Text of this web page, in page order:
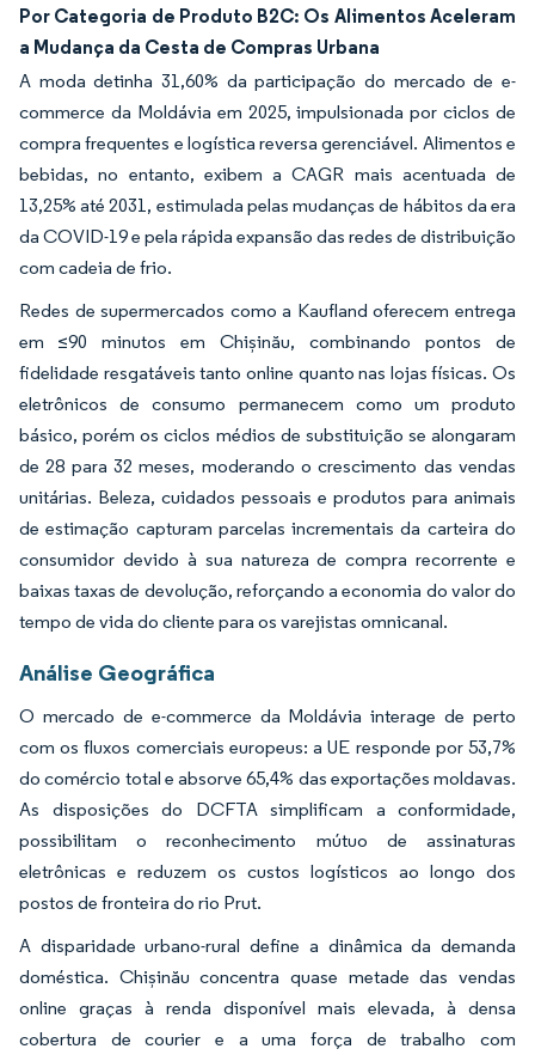
Por Categoria de Produto B2C: Os Alimentos Aceleram
a Mudança da Cesta de Compras Urbana
A moda detinha 31,60% da participação do mercado de e-
commerce da Moldávia em 2025, impulsionada por ciclos de
compra frequentes e logística reversa gerenciável. Alimentos e
bebidas, no entanto, exibem a CAGR mais acentuada de
13,25% até 2031, estimulada pelas mudanças de hábitos da era
da COVID-19 e pela rápida expansão das redes de distribuição
com cadeia de frio.
Redes de supermercados como a Kaufland oferecem entrega
em ≤90 minutos em Chișinău, combinando pontos de
fidelidade resgatáveis tanto online quanto nas lojas físicas. Os
eletrônicos de consumo permanecem como um produto
básico, porém os ciclos médios de substituição se alongaram
de 28 para 32 meses, moderando o crescimento das vendas
unitárias. Beleza, cuidados pessoais e produtos para animais
de estimação capturam parcelas incrementais da carteira do
consumidor devido à sua natureza de compra recorrente e
baixas taxas de devolução, reforçando a economia do valor do
tempo de vida do cliente para os varejistas omnicanal.
Análise Geográfica
O mercado de e-commerce da Moldávia interage de perto
com os fluxos comerciais europeus: a UE responde por 53,7%
do comércio total e absorve 65,4% das exportações moldavas.
As disposições do DCFTA simplificam a conformidade,
possibilitam o reconhecimento mútuo de assinaturas
eletrônicas e reduzem os custos logísticos ao longo dos
postos de fronteira do rio Prut.
A disparidade urbano-rural define a dinâmica da demanda
doméstica. Chișinău concentra quase metade das vendas
online graças à renda disponível mais elevada, à densa
cobertura de courier e a uma força de trabalho com